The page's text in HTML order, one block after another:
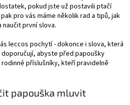
pokud jste už postavili ptačí
pak pro vás máme několik rad a tipů, jak
první slova.
leccos pochytí - dokonce i slova, která
abyste před papoušky
příslušníky, kteří pravidelně
papouška mluvit